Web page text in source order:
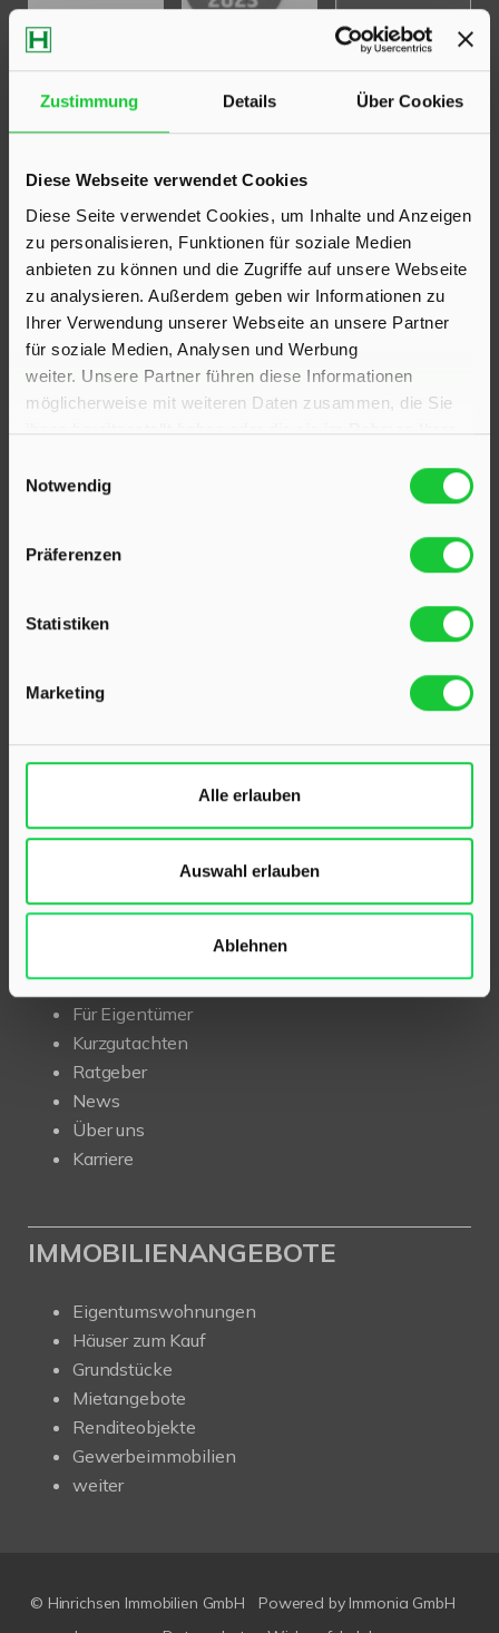
Zustimmung Details Über Cookies
Diese Webseite verwendet Cookies
Diese Seite verwendet Cookies, um Inhalte und Anzeigen
zu personalisieren, Funktionen für soziale Medien
anbieten zu können und die Zugriffe auf unsere Webseite
zu analysieren. Außerdem geben wir Informationen zu
Ihrer Verwendung unserer Webseite an unsere Partner
für soziale Medien, Analysen und Werbung
weiter. Unsere Partner führen diese Informationen
möglicherweise mit weiteren Daten zusammen, die Sie
Notwendig
Präferenzen
Statistiken
Marketing
Alle erlauben
Auswahl erlauben
Ablehnen
KONTAKT
Hinrichsen Immobilien GmbH
23795 Klein Rönnau
Bollmoor 2
Telefon:04551 901690
24568 Kaltenkirchen
Holstenstraße 26
Telefon:04191 2749279
PROFIL
Als kompetenter
Immobilienmakler in Klein Rönnau
stehen wir Ihnen beim Verkauf und
beraten wir Sie in allen Fragen rund um Ihr Haus oder
Ihre Wohnung in der Region Kaltenkirchen und Klein
INHALT
Immobilien
Für Eigentümer
Kurzgutachten
Ratgeber
News
Über uns
Karriere
IMMOBILIENANGEBOTE
Eigentumswohnungen
Häuser zum Kauf
Grundstücke
Mietangebote
Renditeobjekte
Gewerbeimmobilien
weiter
© Hinrichsen Immobilien GmbH Powered by Immonia GmbH